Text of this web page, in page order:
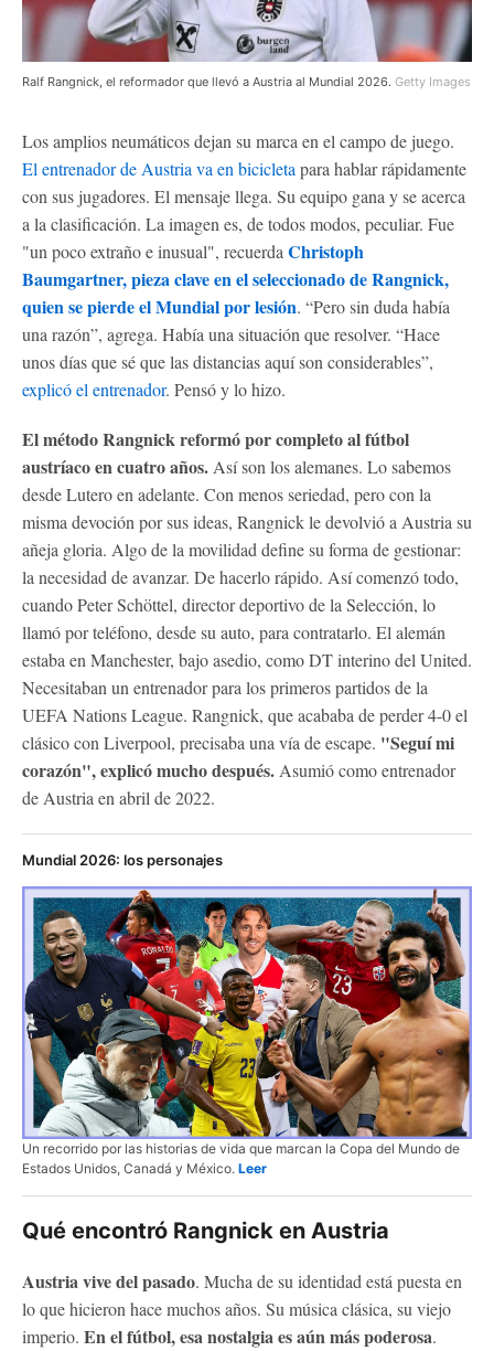
Ralf Rangnick, el reformador que llevó a Austria al Mundial 2026. Getty Images
Los amplios neumáticos dejan su marca en el campo de juego.
El entrenador de Austria va en bicicleta para hablar rápidamente
con sus jugadores. El mensaje llega. Su equipo gana y se acerca
a la clasificación. La imagen es, de todos modos, peculiar. Fue
"un poco extraño e inusual", recuerda Christoph
Baumgartner, pieza clave en el seleccionado de Rangnick,
quien se pierde el Mundial por lesión. “Pero sin duda había
una razón”, agrega. Había una situación que resolver. “Hace
unos días que sé que las distancias aquí son considerables”,
explicó el entrenador. Pensó y lo hizo.
El método Rangnick reformó por completo al fútbol
austríaco en cuatro años. Así son los alemanes. Lo sabemos
desde Lutero en adelante. Con menos seriedad, pero con la
misma devoción por sus ideas, Rangnick le devolvió a Austria su
añeja gloria. Algo de la movilidad define su forma de gestionar:
la necesidad de avanzar. De hacerlo rápido. Así comenzó todo,
cuando Peter Schöttel, director deportivo de la Selección, lo
llamó por teléfono, desde su auto, para contratarlo. El alemán
estaba en Manchester, bajo asedio, como DT interino del United.
Necesitaban un entrenador para los primeros partidos de la
UEFA Nations League. Rangnick, que acababa de perder 4-0 el
clásico con Liverpool, precisaba una vía de escape. "Seguí mi
corazón", explicó mucho después. Asumió como entrenador
de Austria en abril de 2022.
Mundial 2026: los personajes
Un recorrido por las historias de vida que marcan la Copa del Mundo de
Estados Unidos, Canadá y México. Leer
Qué encontró Rangnick en Austria
Austria vive del pasado. Mucha de su identidad está puesta en
lo que hicieron hace muchos años. Su música clásica, su viejo
imperio. En el fútbol, esa nostalgia es aún más poderosa.